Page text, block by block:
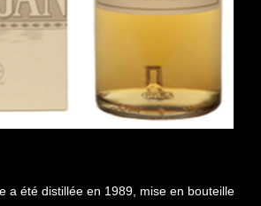
a été distillée en 1989, mise en bouteille